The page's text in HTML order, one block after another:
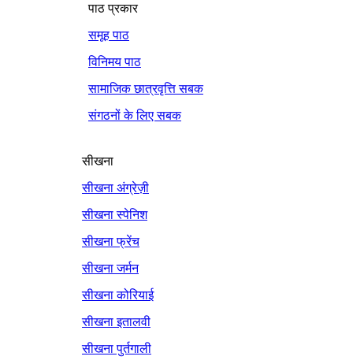
पाठ प्रकार
समूह पाठ
विनिमय पाठ
सामाजिक छात्रवृत्ति सबक
संगठनों के लिए सबक
सीखना
सीखना अंग्रेज़ी
सीखना स्पेनिश
सीखना फ्रेंच
सीखना जर्मन
सीखना कोरियाई
सीखना इतालवी
सीखना पुर्तगाली